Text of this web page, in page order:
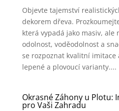
Objevte tajemství
dekorem dřeva.
která vypadá jako masiv, ale
odolnost, voděodolnost a
se rozpoznat kvalitní imitace
lepené a plovoucí varianty....
Okrasné Záhony u Plotu:
pro Vaši Zahradu